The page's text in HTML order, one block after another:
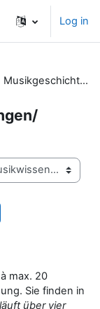
Log in
1.1 Musikgeschichte Vorlesungen/Übungen
courses
max. 20
Sie finden in
über vier